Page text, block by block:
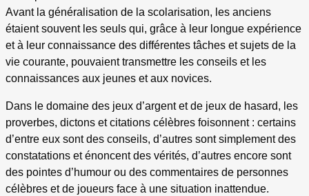
Avant la généralisation de la scolarisation, les anciens
étaient souvent les seuls qui, grâce à leur longue expérience
et à leur connaissance des différentes tâches et sujets de la
vie courante, pouvaient transmettre les conseils et les
connaissances aux jeunes et aux novices.
Dans le domaine des jeux d’argent et de jeux de hasard, les
proverbes, dictons et citations célèbres foisonnent : certains
d’entre eux sont des conseils, d’autres sont simplement des
constatations et énoncent des vérités, d’autres encore sont
des pointes d’humour ou des commentaires de personnes
célèbres et de joueurs face à une situation inattendue.